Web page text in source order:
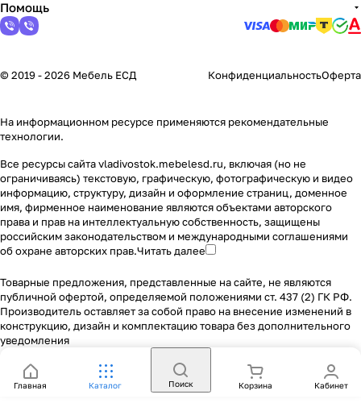
Помощь
© 2019 - 2026 Мебель ЕСД КонфиденциальностьОферта
На информационном ресурсе применяются рекомендательные
технологии.
Все ресурсы сайта vladivostok.mebelesd.ru, включая (но не
ограничиваясь) текстовую, графическую, фотографическую и видео
информацию, структуру, дизайн и оформление страниц, доменное
имя, фирменное наименование являются объектами авторского
права и прав на интеллектуальную собственность, защищены
российским законодательством и международными соглашениями
об охране авторских прав.Читать далее
Товарные предложения, представленные на сайте, не являются
публичной офертой, определяемой положениями ст. 437 (2) ГК РФ.
Производитель оставляет за собой право на внесение изменений в
конструкцию, дизайн и комплектацию товара без дополнительного
уведомления
Главная Каталог Поиск Корзина Кабинет